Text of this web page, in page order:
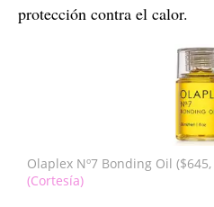
protección contra el calor.
Olaplex Nº7 Bonding Oil ($645,
(Cortesía)